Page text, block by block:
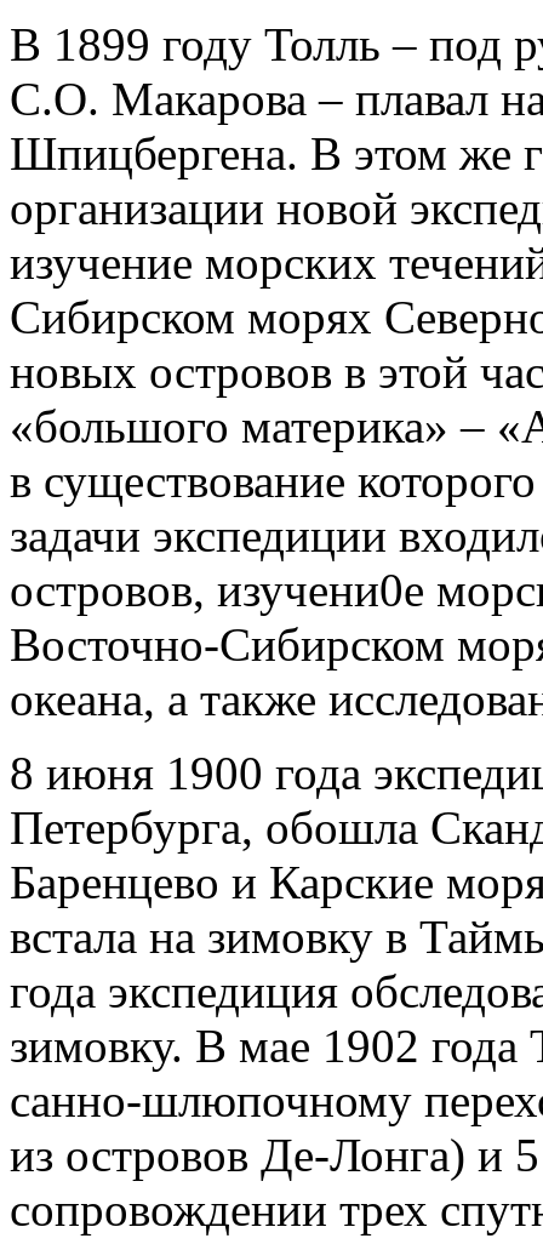
В 1899 году Толль – под
С.О. Макарова – плавал
Шпицбергена. В этом же
организации новой
изучение морских
Сибирском морях
новых островов в этой
«большого материка» –
в существование
задачи экспедиции
островов, изучени0е
Восточно-Сибирском
океана, а также
8 июня 1900 года
Петербурга, обошла
Баренцево и Карские
встала на зимовку в
года экспедиция
зимовку. В мае 1902 года
санно-шлюпочному
из островов Де-Лонга) и
сопровождении трех